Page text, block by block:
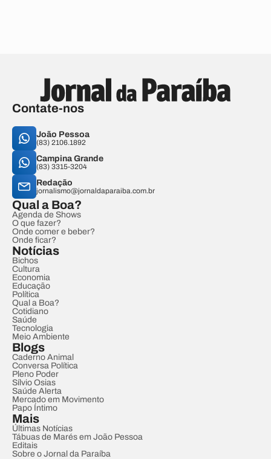
Contate-nos
João Pessoa
(83) 2106.1892
Campina Grande
(83) 3315-3204
Redação
jornalismo@jornaldaparaiba.com.br
Qual a Boa?
Agenda de Shows
O que fazer?
Onde comer e beber?
Onde ficar?
Notícias
Bichos
Cultura
Economia
Educação
Política
Qual a Boa?
Cotidiano
Saúde
Tecnologia
Meio Ambiente
Blogs
Caderno Animal
Conversa Política
Pleno Poder
Sílvio Osias
Saúde Alerta
Mercado em Movimento
Papo Íntimo
Mais
Últimas Notícias
Tábuas de Marés em João Pessoa
Editais
Sobre o Jornal da Paraíba